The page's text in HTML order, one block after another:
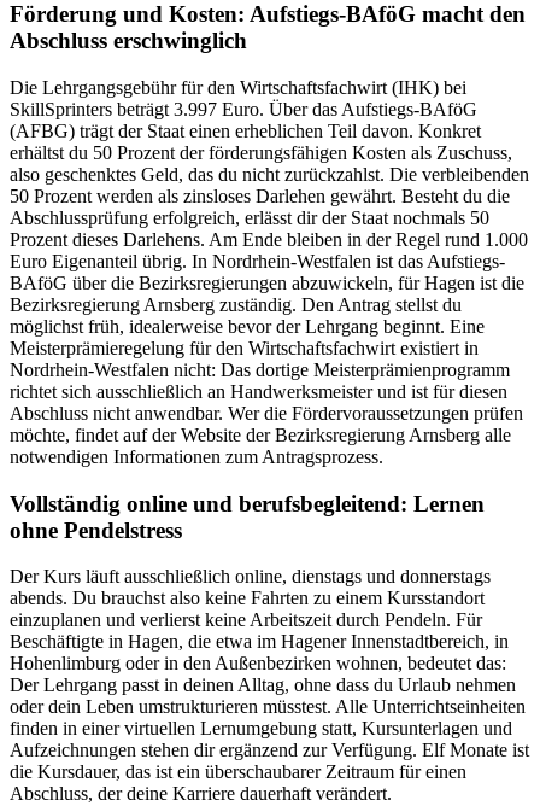
Förderung und Kosten: Aufstiegs-BAföG macht den
Abschluss erschwinglich
Die Lehrgangsgebühr für den Wirtschaftsfachwirt (IHK) bei
SkillSprinters beträgt 3.997 Euro. Über das Aufstiegs-BAföG
(AFBG) trägt der Staat einen erheblichen Teil davon. Konkret
erhältst du 50 Prozent der förderungsfähigen Kosten als Zuschuss,
also geschenktes Geld, das du nicht zurückzahlst. Die verbleibenden
50 Prozent werden als zinsloses Darlehen gewährt. Besteht du die
Abschlussprüfung erfolgreich, erlässt dir der Staat nochmals 50
Prozent dieses Darlehens. Am Ende bleiben in der Regel rund 1.000
Euro Eigenanteil übrig. In Nordrhein-Westfalen ist das Aufstiegs-
BAföG über die Bezirksregierungen abzuwickeln, für Hagen ist die
Bezirksregierung Arnsberg zuständig. Den Antrag stellst du
möglichst früh, idealerweise bevor der Lehrgang beginnt. Eine
Meisterprämieregelung für den Wirtschaftsfachwirt existiert in
Nordrhein-Westfalen nicht: Das dortige Meisterprämienprogramm
richtet sich ausschließlich an Handwerksmeister und ist für diesen
Abschluss nicht anwendbar. Wer die Fördervoraussetzungen prüfen
möchte, findet auf der Website der Bezirksregierung Arnsberg alle
notwendigen Informationen zum Antragsprozess.
Vollständig online und berufsbegleitend: Lernen
ohne Pendelstress
Der Kurs läuft ausschließlich online, dienstags und donnerstags
abends. Du brauchst also keine Fahrten zu einem Kursstandort
einzuplanen und verlierst keine Arbeitszeit durch Pendeln. Für
Beschäftigte in Hagen, die etwa im Hagener Innenstadtbereich, in
Hohenlimburg oder in den Außenbezirken wohnen, bedeutet das:
Der Lehrgang passt in deinen Alltag, ohne dass du Urlaub nehmen
oder dein Leben umstrukturieren müsstest. Alle Unterrichtseinheiten
finden in einer virtuellen Lernumgebung statt, Kursunterlagen und
Aufzeichnungen stehen dir ergänzend zur Verfügung. Elf Monate ist
die Kursdauer, das ist ein überschaubarer Zeitraum für einen
Abschluss, der deine Karriere dauerhaft verändert.